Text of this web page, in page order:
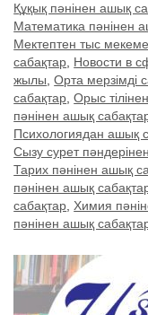
Құқық пәнінен ашық
Математика пәнінен
Мектептен тыс
сабақтар
Новости в
жылы ,Орта мерзімді
сабақтар ,Орыс
пәнінен ашық
Психологиядан ашық
Сызу сурет
Тарих пәнінен ашық
пәнінен ашық
сабақтар Химия
пәнінен ашық